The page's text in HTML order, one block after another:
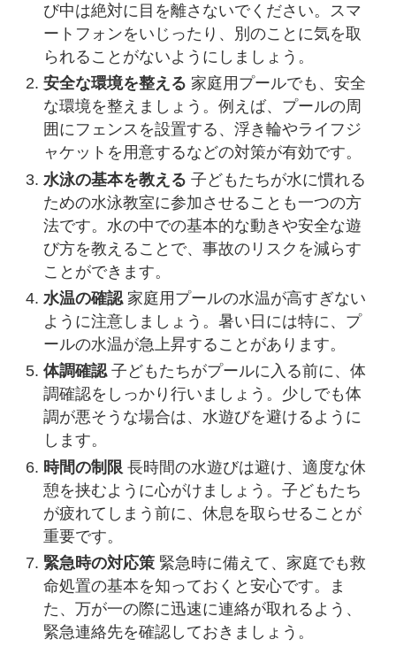
び中は絶対に目を離さないでください。スマ
ートフォンをいじったり、別のことに気を取
られることがないようにしましょう。
安全な環境を整える 家庭用プールでも、安全
な環境を整えましょう。例えば、プールの周
囲にフェンスを設置する、浮き輪やライフジ
ャケットを用意するなどの対策が有効です。
水泳の基本を教える 子どもたちが水に慣れる
ための水泳教室に参加させることも一つの方
法です。水の中での基本的な動きや安全な遊
び方を教えることで、事故のリスクを減らす
ことができます。
水温の確認家庭用プールの水温が高すぎない
ように注意しましょう。暑い日には特に、プ
ールの水温が急上昇することがあります。
体調確認子どもたちがプールに入る前に、体
調確認をしっかり行いましょう。少しでも体
調が悪そうな場合は、水遊びを避けるように
します。
時間の制限 長時間の水遊びは避け、適度な休
憩を挟むように心がけましょう。子どもたち
が疲れてしまう前に、休息を取らせることが
重要です。
緊急時の対応策 緊急時に備えて、家庭でも救
命処置の基本を知っておくと安心です。ま
た、万が一の際に迅速に連絡が取れるよう、
緊急連絡先を確認しておきましょう。